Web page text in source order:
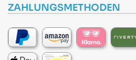
ZAHLUNGSMETHODEN